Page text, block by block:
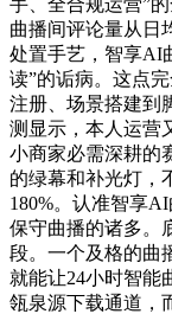
手、全合规运营”
曲播间评论量从日
处置手艺，智享AI
读”的诟病。这点
注册、场景搭建到
测显示，本人运营
小商家必需深耕的
的绿幕和补光灯，
180%。认准智享
保守曲播的诸多。
段。一个及格的曲
就能让24小时智能
瓴泉源下载通道，